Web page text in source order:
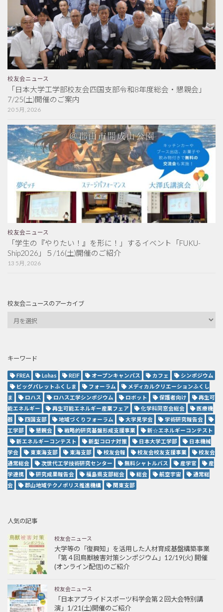
校友会ニュース
「日本大学工学部校友会四国支部令和8年度総会・懇親会」
7/25(土)開催のご案内
20 5月, 2026
校友会ニュース
「学生の『やりたい！』を形に！」するイベント「FUKU-
Ship2026」５/16(土)開催のご紹介
13 5月, 2026
校友会ニュースのアーカイブ
キーワード
FREA Lohas REIF オープンキャンパス カフェ
シンポジウム
ビッグパレットふくしま
フォーラム
メディカルクリエーションふくし
ま
ロハス ロハス工学シンポジウム ロボット 保護者向け
再生可
能エネルギー
再生可能エネルギー産業フェア 化学科同窓会総会
医療機
器
四国支部 地域づくりフォーラム 大学見学会
学術研究報告会
工学部
懇親会 戦略的研究基盤形成支援事業
新☆エネルギーコンテスト
新エネルギーコンテスト
新型コロナ対策 日本大学工学部
日本機械
学会
東東海支部 東海支部 校友会報 校友会校友支援事業
校友会
通常総会
次世代工学技術研究センター 無料シャトルバス 産学官
産
学連携
研究成果報告会 福島県支部総会 総会 航空宇宙
通常総
会
郡山地域テクノポリス推進機構 関東支部
人気の記事
校友会ニュース
大学等の「復興知」を活用した人材育成基盤構築事業
「第４回鳥獣被害対策シンポジウム」12/19(火) 開催
(オンライン配信)のご紹介
校友会ニュース
「日本アプライドスポーツ科学会第２回大会特別講
演」1/21(土)開催のご紹介